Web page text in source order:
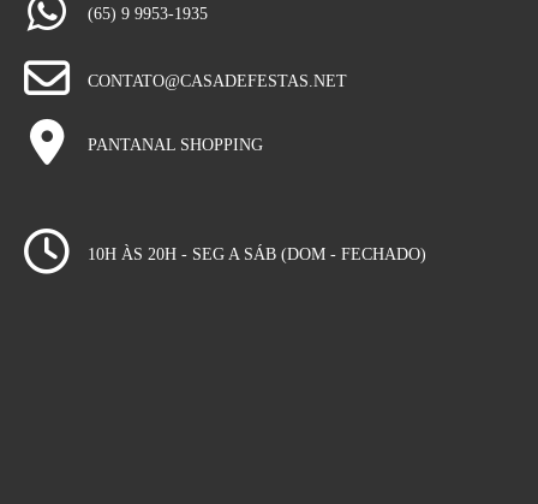
(65) 9 9953-1935
CONTATO@CASADEFESTAS.NET
PANTANAL SHOPPING
10H ÀS 20H - SEG A SÁB (DOM - FECHADO)